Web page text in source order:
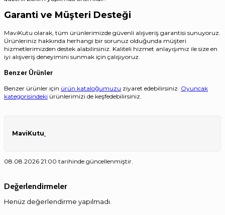
Garanti ve Müşteri Desteği
MaviKutu olarak, tüm ürünlerimizde güvenli alışveriş garantisi sunuyoruz.
Ürünleriniz hakkında herhangi bir sorunuz olduğunda müşteri
hizmetlerimizden destek alabilirsiniz. Kaliteli hizmet anlayışımız ile size en
iyi alışveriş deneyimini sunmak için çalışıyoruz.
Benzer Ürünler
Benzer ürünler için ürün kataloğumuzu ziyaret edebilirsiniz. Oyuncak
kategorisindeki ürünlerimizi de keşfedebilirsiniz.
MaviKutu
08.08.2026 21:00 tarihinde güncellenmiştir.
Değerlendirmeler
Henüz değerlendirme yapılmadı.